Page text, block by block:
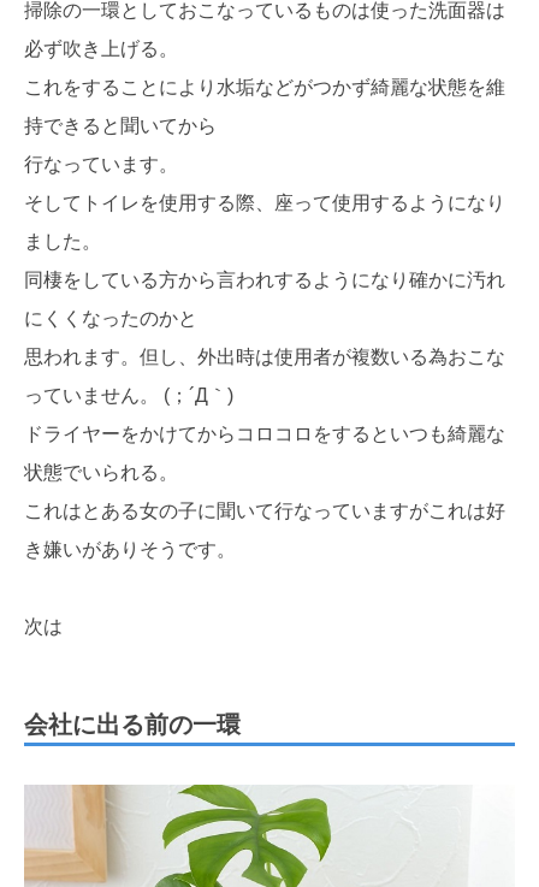
掃除の一環としておこなっているものは使った洗面器は
必ず吹き上げる。
これをすることにより水垢などがつかず綺麗な状態を維
持できると聞いてから
行なっています。
そしてトイレを使用する際、座って使用するようになり
ました。
同棲をしている方から言われするようになり確かに汚れ
にくくなったのかと
思われます。但し、外出時は使用者が複数いる為おこな
っていません。 (；´Д｀)
ドライヤーをかけてからコロコロをするといつも綺麗な
状態でいられる。
これはとある女の子に聞いて行なっていますがこれは好
き嫌いがありそうです。
次は
会社に出る前の一環